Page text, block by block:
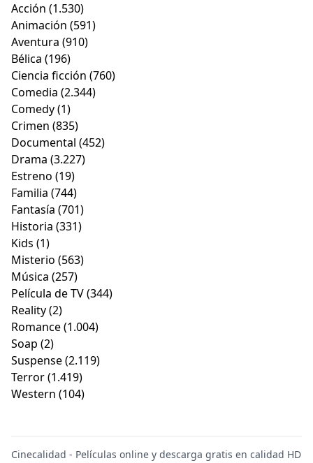
Acción (1.530)
Animación (591)
Aventura (910)
Bélica (196)
Ciencia ficción (760)
Comedia (2.344)
Comedy(1)
Crimen (835)
Documental (452)
Drama (3.227)
Estreno (19)
Familia (744)
Fantasía (701)
Historia (331)
Kids (1)
Misterio (563)
Música (257)
Película de TV(344)
Reality(2)
Romance(1.004)
Soap (2)
Suspense(2.119)
Terror(1.419)
Western (104)
Cinecalidad - Películas online y descarga gratis en calidad HD